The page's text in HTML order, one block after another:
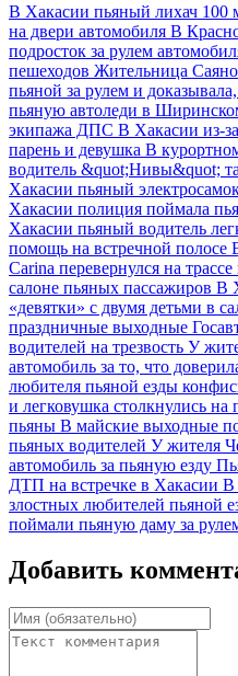
В Хакасии пьяный лихач 100
на двери автомобиля В
подросток за рулем
пешеходов Жительница
пьяной за рулем и доказывала,
пьяную автоледи в
экипажа ДПС В Хакасии из-
парень и девушка В
водитель &quot;Нивы&quot;
Хакасии пьяный
Хакасии полиция поймала
Хакасии пьяный водитель
помощь на встречной полосе
Carina перевернулся на
салоне пьяных пассажиров В
«девятки» с двумя детьми в
праздничные выходные
водителей на трезвость У
автомобиль за то, что
любителя пьяной езды
и легковушка столкнулись на
пьяны В майские выходные
пьяных водителей У жителя
автомобиль за пьяную езду
ДТП на встречке в Хакасии В
злостных любителей пьяной
поймали пьяную даму за
Добавить